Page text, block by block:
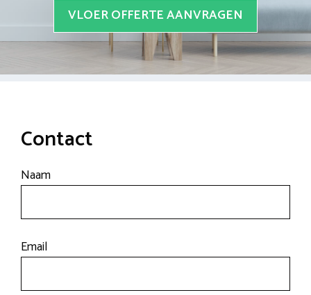
VLOER OFFERTE AANVRAGEN
Contact
Naam
Email